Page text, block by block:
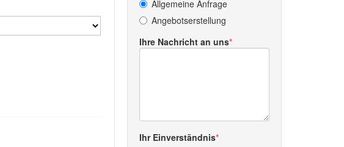
Allgemeine Anfrage
Angebotserstellung
Ihre Nachricht an uns
Ihr Einverständnis